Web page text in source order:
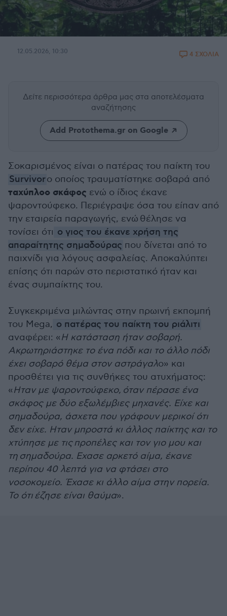
12.05.2026, 10:30 4 ΣΧΟΛΙΑ
Δείτε περισσότερα άρθρα μας στα αποτελέσματα
αναζήτησης
Add Protothema.gr on Google
Σοκαρισμένος είναι ο πατέρας του παίκτη του
Survivorο οποίος τραυματίστηκε σοβαρά από
ταχύπλοο σκάφος ενώ ο ίδιος έκανε
ψαροντούφεκο. Περιέγραψε όσα του είπαν από
την εταιρεία παραγωγής, ενώ θέλησε να
τονίσει ότι ο γιος του έκανε χρήση της
απαραίτητης σημαδούρας που δίνεται από το
παιχνίδι για λόγους ασφαλείας. Αποκαλύπτει
επίσης ότι παρών στο περιστατικό ήταν και
ένας συμπαίκτης του.
Συγκεκριμένα μιλώντας στην πρωινή εκπομπή
του Mega, ο πατέρας του παίκτη του ριάλιτι
αναφέρει: «Η κατάσταση ήταν σοβαρή.
Ακρωτηριάστηκε το ένα πόδι και το άλλο πόδι
έχει σοβαρό θέμα στον αστράγαλο» και
προσθέτει για τις συνθήκες του ατυχήματος:
«Ηταν με ψαροντούφεκο, όταν πέρασε ένα
σκάφος με δύο εξωλέμβιες μηχανές. Είχε και
σημαδούρα, άσχετα που γράφουν μερικοί ότι
δεν είχε. Ηταν μπροστά κι άλλος παίκτης και το
χτύπησε με τις προπέλες και τον γιο μου και
τη σημαδούρα. Εχασε αρκετό αίμα, έκανε
περίπου 40 λεπτά για να φτάσει στο
νοσοκομείο. Έχασε κι άλλο αίμα στην πορεία.
Το ότι έζησε είναι θαύμα».